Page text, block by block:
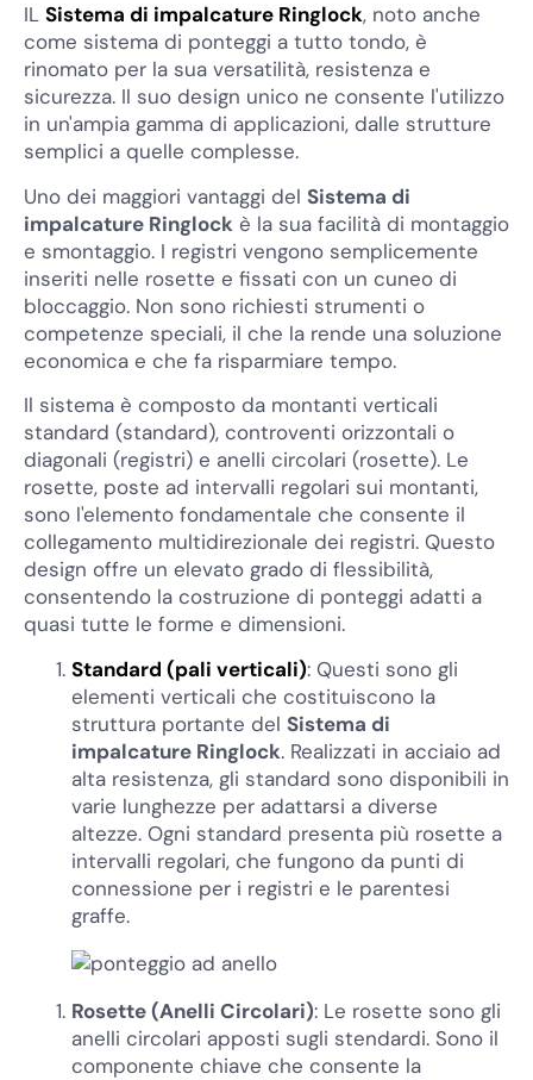
IL Sistema di impalcature Ringlock, noto anche
come sistema di ponteggi a tutto tondo, è
rinomato per la sua versatilità, resistenza e
sicurezza. Il suo design unico ne consente l'utilizzo
in un'ampia gamma di applicazioni, dalle strutture
semplici a quelle complesse.
Uno dei maggiori vantaggi del Sistema di
impalcature Ringlock è la sua facilità di montaggio
e smontaggio. I registri vengono semplicemente
inseriti nelle rosette e fissati con un cuneo di
bloccaggio. Non sono richiesti strumenti o
competenze speciali, il che la rende una soluzione
economica e che fa risparmiare tempo.
Il sistema è composto da montanti verticali
standard (standard), controventi orizzontali o
diagonali (registri) e anelli circolari (rosette). Le
rosette, poste ad intervalli regolari sui montanti,
sono l'elemento fondamentale che consente il
collegamento multidirezionale dei registri. Questo
design offre un elevato grado di flessibilità,
consentendo la costruzione di ponteggi adatti a
quasi tutte le forme e dimensioni.
Standard (pali verticali): Questi sono gli
elementi verticali che costituiscono la
struttura portante del Sistema di
impalcature Ringlock. Realizzati in acciaio ad
alta resistenza, gli standard sono disponibili in
varie lunghezze per adattarsi a diverse
altezze. Ogni standard presenta più rosette a
intervalli regolari, che fungono da punti di
connessione per i registri e le parentesi
graffe.
Rosette (Anelli Circolari): Le rosette sono gli
anelli circolari apposti sugli stendardi. Sono il
componente chiave che consente la